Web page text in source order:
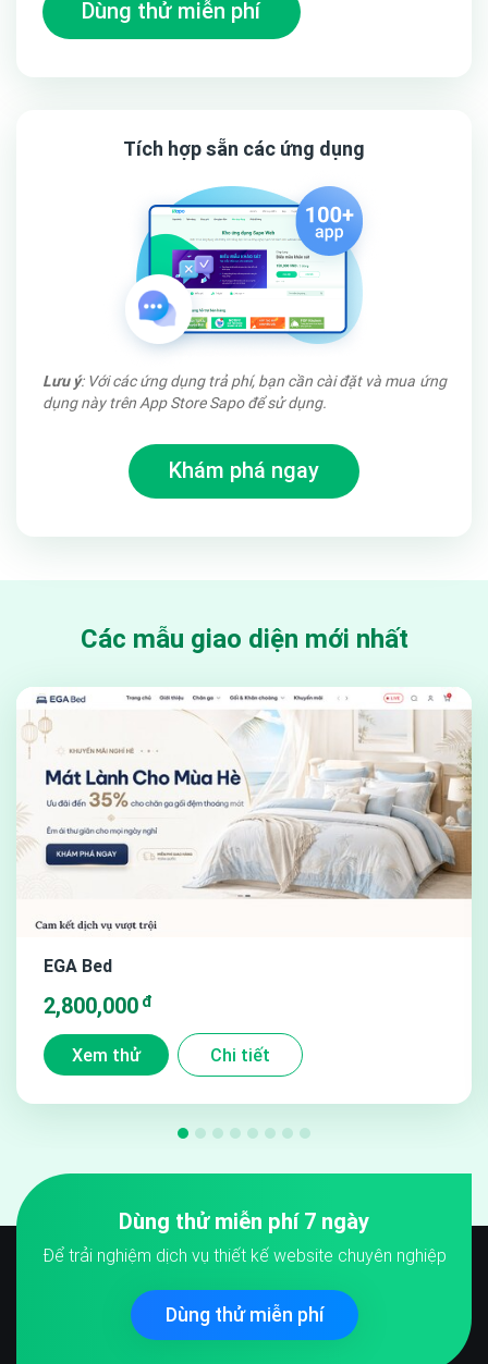
Dùng thử miễn phí
Tích hợp sẵn các ứng dụng
Lưu ý: Với các ứng dụng trả phí, bạn cần cài đặt và mua ứng
dụng này trên App Store Sapo để sử dụng.
Khám phá ngay
Các mẫu giao diện mới nhất
EGA Bed
2,800,000đ
Xem thử Chi tiết
Dùng thử miễn phí 7 ngày
Để trải nghiệm dịch vụ thiết kế website chuyên nghiệp
Dùng thử miễn phí